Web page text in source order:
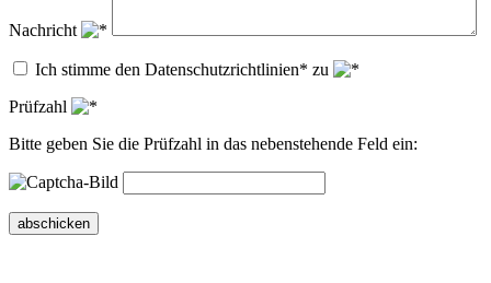
Nachricht
Ich stimme den Datenschutzrichtlinien* zu
Prüfzahl
Bitte geben Sie die Prüfzahl in das nebenstehende Feld ein:
abschicken